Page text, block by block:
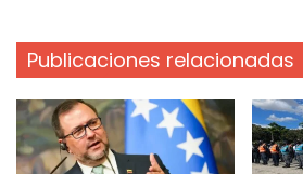
Publicaciones relacionadas